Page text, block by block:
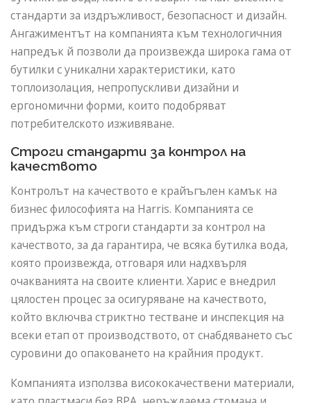
стандарти за издръжливост, безопасност и дизайн.
Ангажиментът на компанията към технологичния
напредък й позволи да произвежда широка гама от
бутилки с уникални характеристики, като
топлоизолация, непропускливи дизайни и
ергономични форми, които подобряват
потребителското изживяване.
Строги стандарти за контрол на
качеството
Контролът на качеството е крайъгълен камък на
бизнес философията на Harris. Компанията се
придържа към строги стандарти за контрол на
качеството, за да гарантира, че всяка бутилка вода,
която произвежда, отговаря или надхвърля
очакванията на своите клиенти. Харис е внедрил
цялостен процес за осигуряване на качеството,
който включва стриктно тестване и инспекция на
всеки етап от производството, от снабдяването със
суровини до опаковането на крайния продукт.
Компанията използва висококачествени материали,